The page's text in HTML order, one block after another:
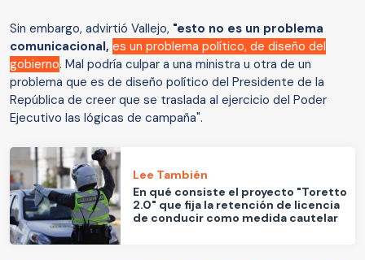
Sin embargo, advirtió Vallejo, "esto no es un problema
comunicacional, es un problema político, de diseño del
gobierno. Mal podría culpar a una ministra u otra de un
problema que es de diseño político del Presidente de la
República de creer que se traslada al ejercicio del Poder
Ejecutivo las lógicas de campaña".
Lee También
En qué consiste el proyecto "Toretto
2.0" que fija la retención de licencia
de conducir como medida cautelar